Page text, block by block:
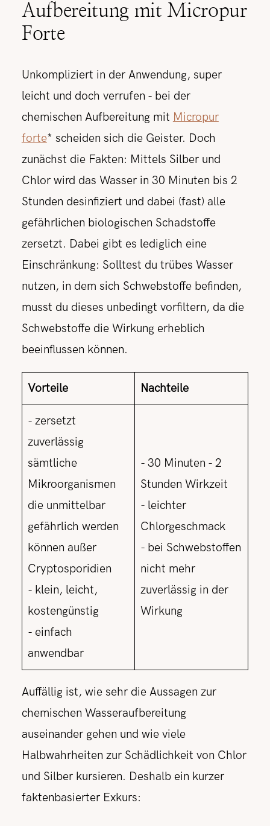
Aufbereitung mit Micropur
Forte
Unkompliziert in der Anwendung, super
leicht und doch verrufen - bei der
chemischen Aufbereitung mit Micropur
forte* scheiden sich die Geister. Doch
zunächst die Fakten: Mittels Silber und
Chlor wird das Wasser in 30 Minuten bis 2
Stunden desinfiziert und dabei (fast) alle
gefährlichen biologischen Schadstoffe
zersetzt. Dabei gibt es lediglich eine
Einschränkung: Solltest du trübes Wasser
nutzen, in dem sich Schwebstoffe befinden,
musst du dieses unbedingt vorfiltern, da die
Schwebstoffe die Wirkung erheblich
beeinflussen können.
Vorteile Nachteile
- zersetzt
zuverlässig
sämtliche
Mikroorganismen
die unmittelbar
gefährlich werden
können außer
Cryptosporidien
- klein, leicht,
kostengünstig
- einfach
anwendbar
- 30 Minuten - 2
Stunden Wirkzeit
- leichter
Chlorgeschmack
- bei Schwebstoffen
nicht mehr
zuverlässig in der
Wirkung
Auffällig ist, wie sehr die Aussagen zur
chemischen Wasseraufbereitung
auseinander gehen und wie viele
Halbwahrheiten zur Schädlichkeit von Chlor
und Silber kursieren. Deshalb ein kurzer
faktenbasierter Exkurs: